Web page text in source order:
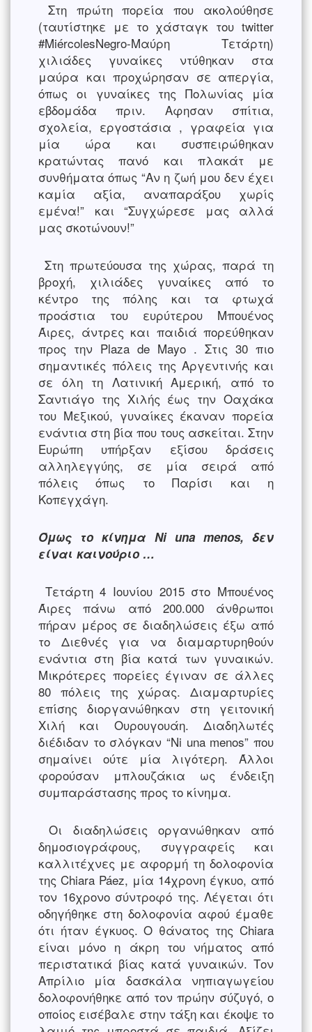
Στη πρώτη πορεία που ακολούθησε
(ταυτίστηκε με το χάσταγκ του twitter
#MiércolesNegro-Μαύρη Τετάρτη)
χιλιάδες γυναίκες ντύθηκαν στα
μαύρα και προχώρησαν σε απεργία,
όπως οι γυναίκες της Πολωνίας μία
εβδομάδα πριν. Αφησαν σπίτια,
σχολεία, εργοστάσια , γραφεία για
μία ώρα και συσπειρώθηκαν
κρατώντας πανό και πλακάτ με
συνθήματα όπως “Αν η ζωή μου δεν έχει
καμία αξία, αναπαράξου χωρίς
εμένα!” και “Συγχώρεσε μας αλλά
μας σκοτώνουν!”
Στη πρωτεύουσα της χώρας, παρά τη
βροχή, χιλιάδες γυναίκες από το
κέντρο της πόλης και τα φτωχά
προάστια του ευρύτερου Μπουένος
Άιρες, άντρες και παιδιά πορεύθηκαν
προς την Plaza de Mayo . Στις 30 πιο
σημαντικές πόλεις της Αργεντινής και
σε όλη τη Λατινική Αμερική, από το
Σαντιάγο της Χιλής έως την Οαχάκα
του Μεξικού, γυναίκες έκαναν πορεία
ενάντια στη βία που τους ασκείται. Στην
Ευρώπη υπήρξαν εξίσου δράσεις
αλληλεγγύης, σε μία σειρά από
πόλεις όπως το Παρίσι και η
Κοπεγχάγη.
Όμως το κίνημα Ni una menos, δεν
είναι καινούριο …
Τετάρτη 4 Ιουνίου 2015 στο Μπουένος
Άιρες πάνω από 200.000 άνθρωποι
πήραν μέρος σε διαδηλώσεις έξω από
το Διεθνές για να διαμαρτυρηθούν
ενάντια στη βία κατά των γυναικών.
Μικρότερες πορείες έγιναν σε άλλες
80 πόλεις της χώρας. Διαμαρτυρίες
επίσης διοργανώθηκαν στη γειτονική
Χιλή και Ουρουγουάη. Διαδηλωτές
διέδιδαν το σλόγκαν “Ni una menos” που
σημαίνει ούτε μία λιγότερη. Άλλοι
φορούσαν μπλουζάκια ως ένδειξη
συμπαράστασης προς το κίνημα.
Οι διαδηλώσεις οργανώθηκαν από
δημοσιογράφους, συγγραφείς και
καλλιτέχνες με αφορμή τη δολοφονία
της Chiara Páez, μία 14χρονη έγκυο, από
τον 16χρονο σύντροφό της. Λέγεται ότι
οδηγήθηκε στη δολοφονία αφού έμαθε
ότι ήταν έγκυος. Ο θάνατος της Chiara
είναι μόνο η άκρη του νήματος από
περιστατικά βίας κατά γυναικών. Τον
Απρίλιο μία δασκάλα νηπιαγωγείου
δολοφονήθηκε από τον πρώην σύζυγό, ο
οποίος εισέβαλε στην τάξη και έκοψε το